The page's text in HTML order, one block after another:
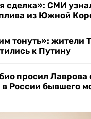
сделка»: СМИ
из Южной
тонуть»: жители
к Путину
просил Лаврова
в России бывшего